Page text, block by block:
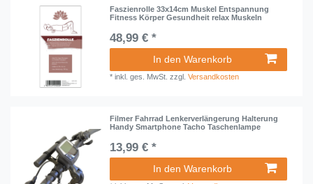
Faszienrolle 33x14cm Muskel Entspannung
Fitness Körper Gesundheit relax Muskeln
48,99 € *
In den Warenkorb
*inkl. ges. MwSt. zzgl.Versandkosten
Filmer Fahrrad Lenkerverlängerung Halterung
Handy Smartphone Tacho Taschenlampe
13,99 € *
In den Warenkorb